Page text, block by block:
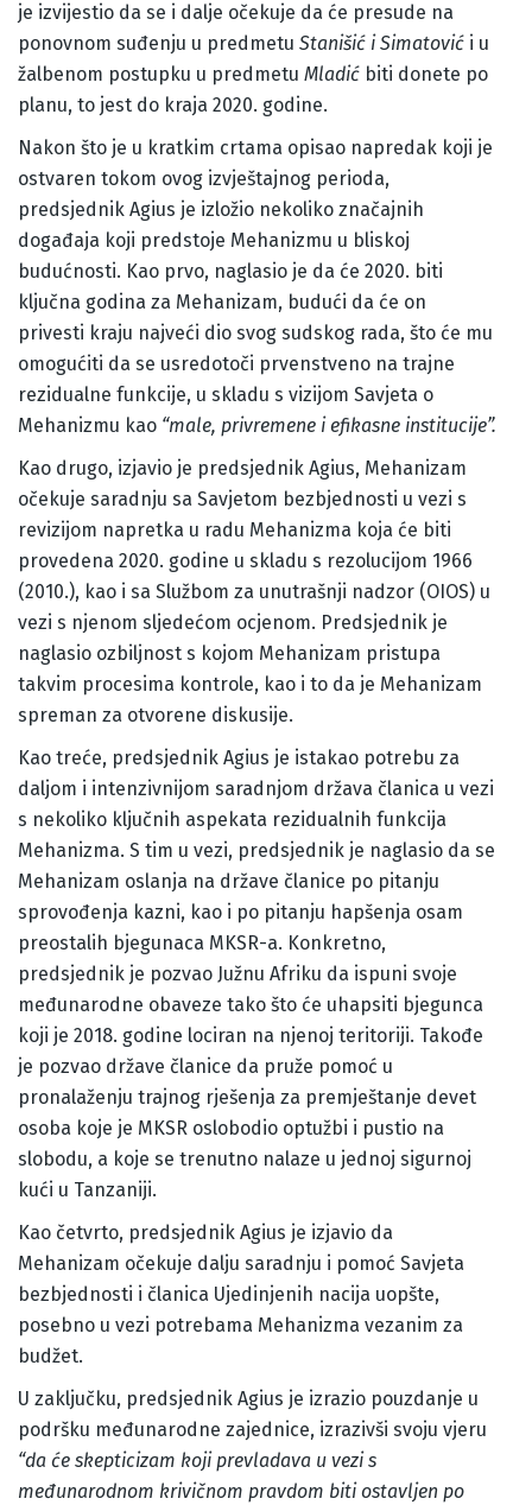
je izvijestio da se i dalje očekuje da će presude na
ponovnom suđenju u predmetu Stanišić i Simatović i u
žalbenom postupku u predmetu Mladić biti donete po
planu, to jest do kraja 2020. godine.
Nakon što je u kratkim crtama opisao napredak koji je
ostvaren tokom ovog izvještajnog perioda,
predsjednik Agius je izložio nekoliko značajnih
događaja koji predstoje Mehanizmu u bliskoj
budućnosti. Kao prvo, naglasio je da će 2020. biti
ključna godina za Mehanizam, budući da će on
privesti kraju najveći dio svog sudskog rada, što će mu
omogućiti da se usredotoči prvenstveno na trajne
rezidualne funkcije, u skladu s vizijom Savjeta o
Mehanizmu kao “male, privremene i efikasne institucije”.
Kao drugo, izjavio je predsjednik Agius, Mehanizam
očekuje saradnju sa Savjetom bezbjednosti u vezi s
revizijom napretka u radu Mehanizma koja će biti
provedena 2020. godine u skladu s rezolucijom 1966
(2010.), kao i sa Službom za unutrašnji nadzor (OIOS) u
vezi s njenom sljedećom ocjenom. Predsjednik je
naglasio ozbiljnost s kojom Mehanizam pristupa
takvim procesima kontrole, kao i to da je Mehanizam
spreman za otvorene diskusije.
Kao treće, predsjednik Agius je istakao potrebu za
daljom i intenzivnijom saradnjom država članica u vezi
s nekoliko ključnih aspekata rezidualnih funkcija
Mehanizma. S tim u vezi, predsjednik je naglasio da se
Mehanizam oslanja na države članice po pitanju
sprovođenja kazni, kao i po pitanju hapšenja osam
preostalih bjegunaca MKSR-a. Konkretno,
predsjednik je pozvao Južnu Afriku da ispuni svoje
međunarodne obaveze tako što će uhapsiti bjegunca
koji je 2018. godine lociran na njenoj teritoriji. Takođe
je pozvao države članice da pruže pomoć u
pronalaženju trajnog rješenja za premještanje devet
osoba koje je MKSR oslobodio optužbi i pustio na
slobodu, a koje se trenutno nalaze u jednoj sigurnoj
kući u Tanzaniji.
Kao četvrto, predsjednik Agius je izjavio da
Mehanizam očekuje dalju saradnju i pomoć Savjeta
bezbjednosti i članica Ujedinjenih nacija uopšte,
posebno u vezi potrebama Mehanizma vezanim za
budžet.
U zaključku, predsjednik Agius je izrazio pouzdanje u
podršku međunarodne zajednice, izrazivši svoju vjeru
“da će skepticizam koji prevladava u vezi s
međunarodnom krivičnom pravdom biti ostavljen po